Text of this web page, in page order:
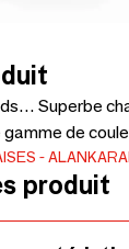
Superbe
de
produit